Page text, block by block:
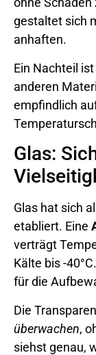
gestaltet sich
anhaften.
Ein Nachteil
anderen
empfindlich
Glas:
Glas hat sich
etabliert. Eine
verträgt
Kälte bis -
für die
Die
überwachen,
siehst genau,